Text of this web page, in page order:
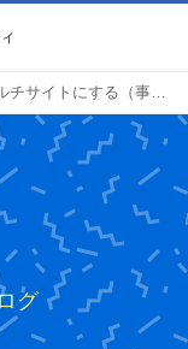
WordPressをマルチサイトにする（事前調査・検討編）
グ